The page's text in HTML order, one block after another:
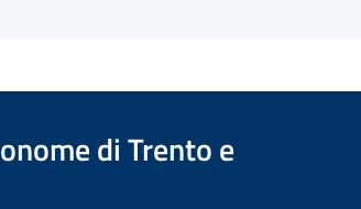
di Trento e